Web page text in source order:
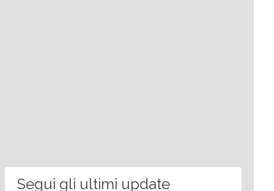
Segui gli ultimi update